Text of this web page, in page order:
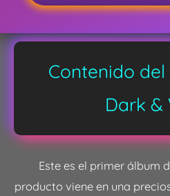
Contenido del
Dark &
Este es el primer álbum
producto viene en una